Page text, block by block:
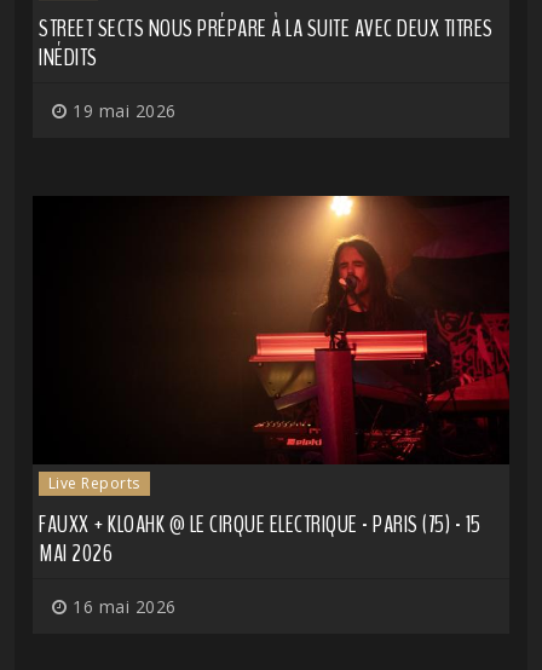
STREET SECTS NOUS PRÉPARE À LA SUITE AVEC DEUX TITRES
INÉDITS
19 mai 2026
Live Reports
FAUXX + KLOAHK @ LE CIRQUE ELECTRIQUE - PARIS (75) - 15
MAI 2026
16 mai 2026